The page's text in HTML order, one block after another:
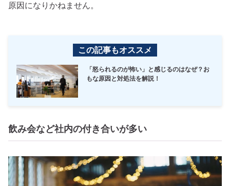
原因になりかねません。
この記事もオススメ
「怒られるのが怖い」と感じるのはなぜ？お
もな原因と対処法を解説！
飲み会など社内の付き合いが多い